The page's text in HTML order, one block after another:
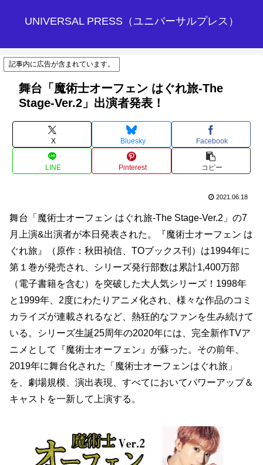
UNIVERSAL PRESS（ユニバーサルプレス）
記事内に広告が含まれています。
舞台「魔術士オーフェン はぐれ旅-The
Stage-Ver.2」出演者発表！
X Bluesky Facebook
LINE Pinterest コピー
2021.06.18
舞台「魔術士オーフェン はぐれ旅-The Stage-Ver.2」の7
月上演&出演者が本日発表された。『魔術士オーフェン は
ぐれ旅』（原作：秋田禎信、TOブックス刊）は1994年に
第１巻が発売され、シリーズ発行部数は累計1,400万部
（電子書籍を含む）を突破した大人気シリーズ！1998年
と1999年、2度にわたりアニメ化され、様々な作品のコミ
カライズが連載されるなど、熱狂的なファンを生み続けて
いる。シリーズ生誕25周年の2020年には、完全新作TVア
ニメとして『魔術士オーフェン』が蘇った。その前年、
2019年に舞台化された「魔術士オーフェンはぐれ旅」
を、劇場規模、演出表現、すべてにおいてパワーアップ＆
キャストを一新して上演する。